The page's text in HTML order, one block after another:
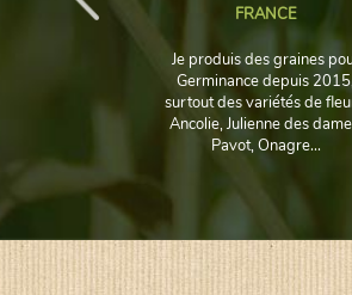
FRANCE
Je produis des graines
Germinance depuis
surtout des variétés de
Ancolie, Julienne des
Pavot, Onagre...